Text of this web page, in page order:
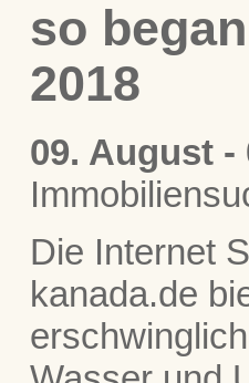
so
2018
09. August -
Die Internet
kanada.de